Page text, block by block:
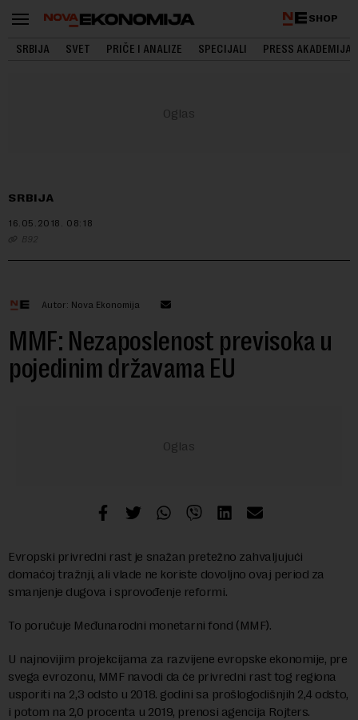
SHOP
SRBIJA SVET PRIČE I ANALIZE SPECIJALI PRESS AKADEMIJA
SRBIJA
16.05.2018. 08:18
B92
Autor: Nova Ekonomija
MMF: Nezaposlenost previsoka u
pojedinim državama EU
Evropski privredni rast je snažan pretežno zahvaljujući
domaćoj tražnji, ali vlade ne koriste dovoljno ovaj period za
smanjenje dugova i sprovođenje reformi.
To poručuje Međunarodni monetarni fond (MMF).
U najnovijim projekcijama za razvijene evropske ekonomije, pre
svega evrozonu, MMF navodi da će privredni rast tog regiona
usporiti na 2,3 odsto u 2018. godini sa prošlogodišnjih 2,4 odsto,
i potom na 2,0 procenta u 2019, prenosi agencija Rojters.